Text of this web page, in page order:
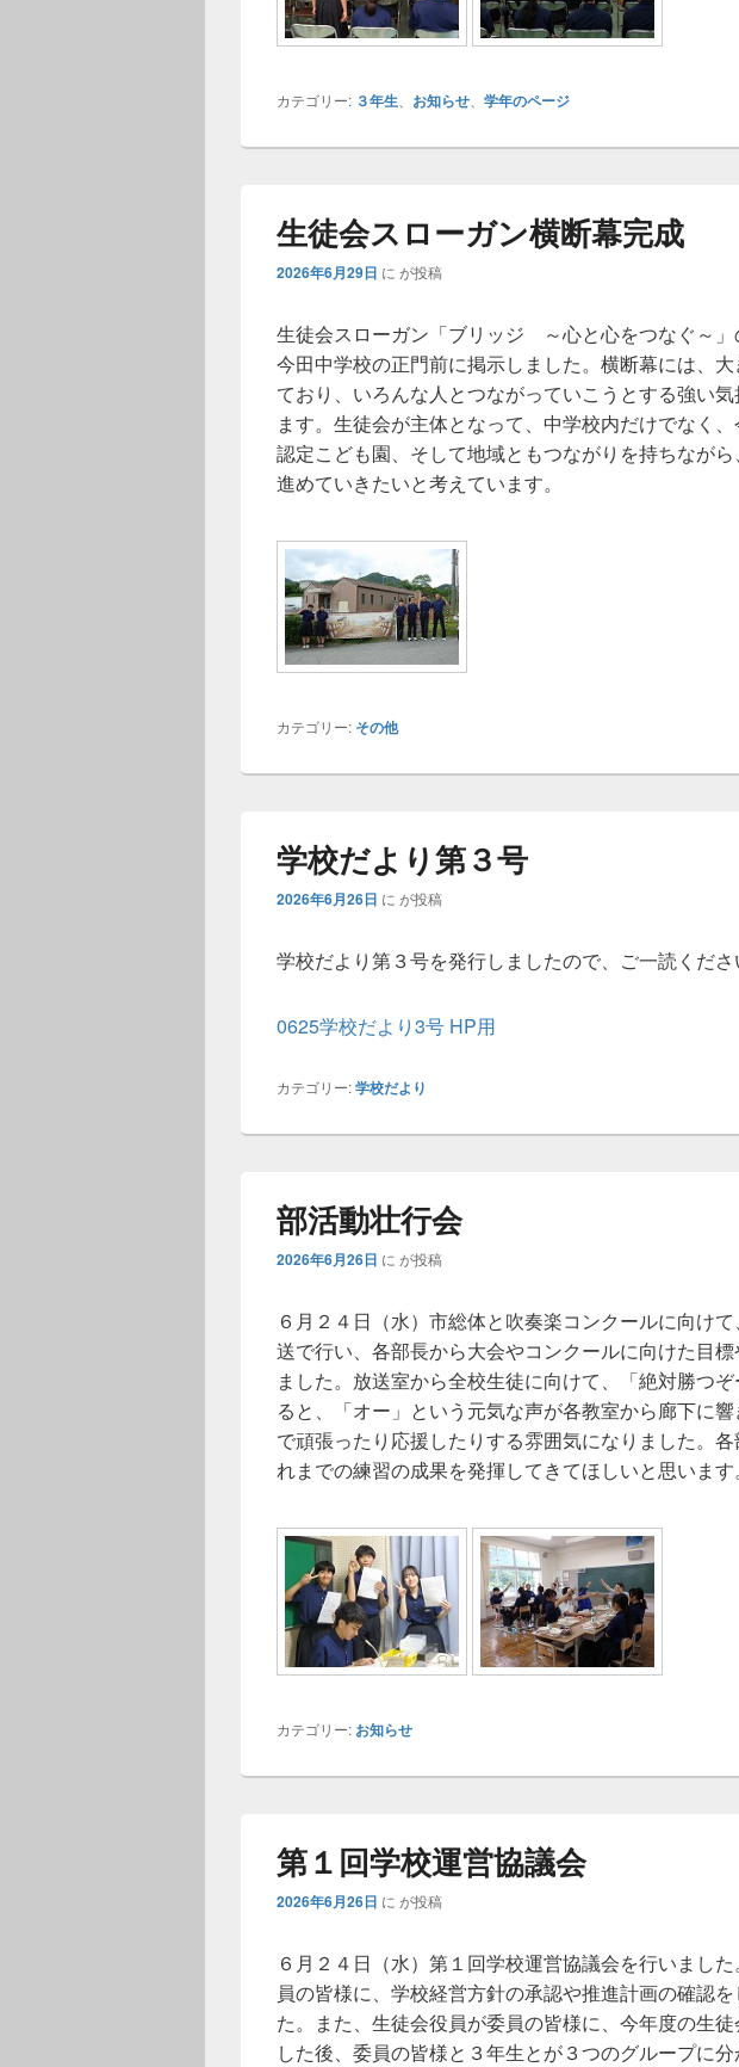
カテゴリー: ３年生 お知らせ 学年のページ
生徒会スローガン横断幕完成
2026年6月29日 に が投稿
生徒会スローガン「ブリッジ ～心と心をつなぐ～」
今田中学校の正門前に掲示しました。横断幕には、
ており、いろんな人とつながっていこうとする強い
ます。生徒会が主体となって、中学校内だけでなく
認定こども園、そして地域ともつながりを持ちなが
進めていきたいと考えています。
カテゴリー: その他
学校だより第３号
2026年6月26日 に が投稿
学校だより第３号を発行しましたので、ご一読くださ
0625学校だより3号 HP用
カテゴリー:学校だより
部活動壮行会
2026年6月26日 に が投稿
６月２４日（水）市総体と吹奏楽コンクールに向け
送で行い、各部長から大会やコンクールに向けた目
ました。放送室から全校生徒に向けて、「絶対勝つ
ると、「オー」という元気な声が各教室から廊下に
で頑張ったり応援したりする雰囲気になりました。
れまでの練習の成果を発揮してきてほしいと思います。
カテゴリー: お知らせ
第１回学校運営協議会
2026年6月26日 に が投稿
６月２４日（水）第１回学校運営協議会を行いまし
員の皆様に、学校経営方針の承認や推進計画の確認
た。また、生徒会役員が委員の皆様に、今年度の生
した後、委員の皆様と３年生とが３つのグループに